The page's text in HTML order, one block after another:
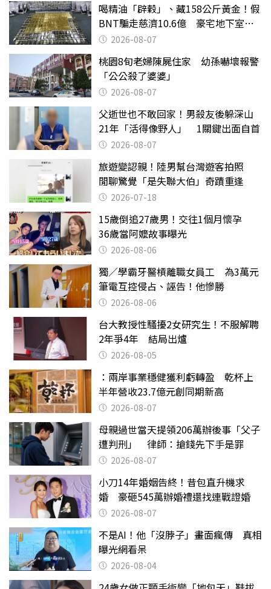
喝精油「辟穀」、藏158公斤黃金！假
BNT騙走慈濟10.6億 豪宅地下室竟
挖出乾鮑金庫
2026-08-07
桃園8旬老婦陳屍住家 幼孫嚇壞報警
「公公殺了婆婆」
2026-08-07
父逝世也不敢回家！男殺友後躲深山
21年「活得像野人」 1關鍵出面自首
2026-08-07
旅遊變認親！陸男幫台灣遊客拍照
閒聊驚覺「是失聯大伯」奇蹟重逢
2026-07-18
15歲倒追27歲男！交往1個月懷孕
36歲當阿嬤故事曝光
2026-08-06
獨／學霸牙醫槓離職女員工 為3萬元
筆電互控侵占、誣告！他慘勝
2026-08-06
台大教授性騷擾2女研究生！不服解聘
2年爭4年 結局出爐
2026-08-05
：兩岸事業穩健獲利虧轉盈 乾杯上
半年營收23.7億元創同期新高
2026-08-07
母親過世當天提領206萬辦後事「父子
遭判刑」 律師：搶錢先下手是罪
2026-08-07
小刀14年婚姻告終！昔包直升機求
婚 豪砸545萬辦婚禮還找連戰證婚
2026-08-07
不是AI！他「沒脖子」畫面瘋傳 真相
曝光網看呆
2026-08-04